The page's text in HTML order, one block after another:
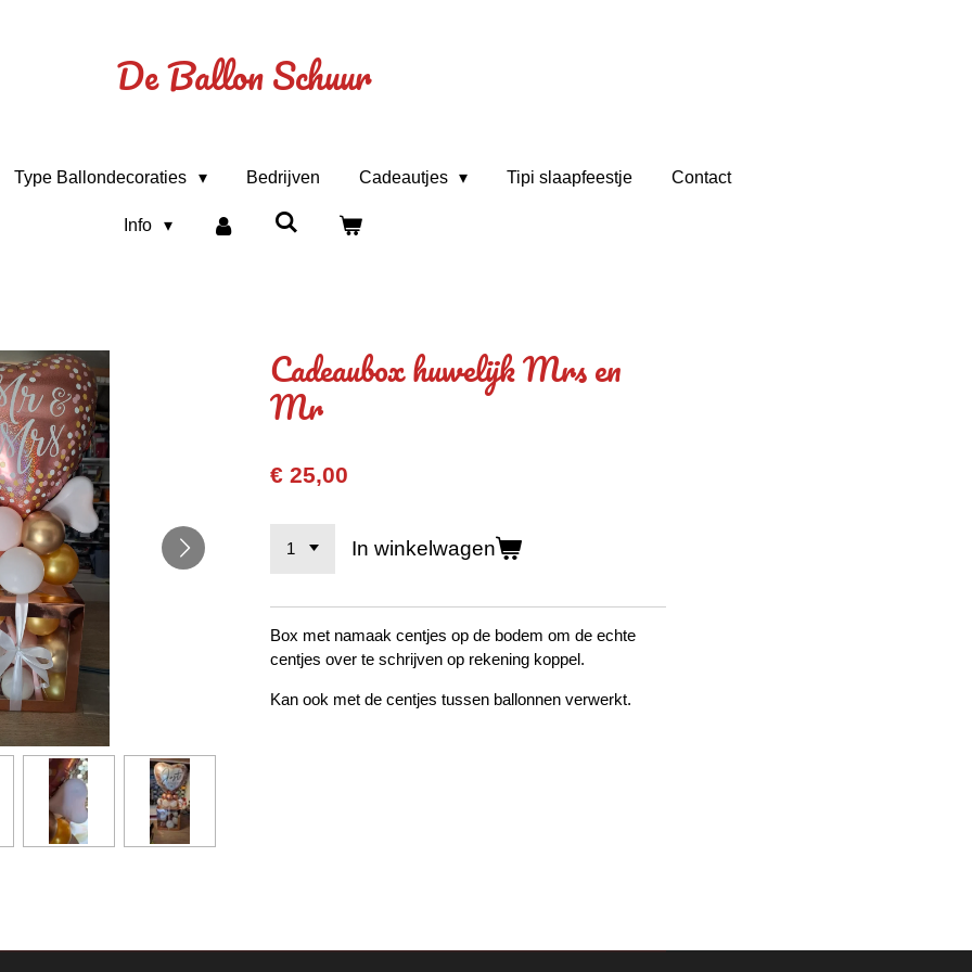
De Ballon Schuur
Type Ballondecoraties Bedrijven Cadeautjes Tipi slaapfeestje Contact
Info
Cadeaubox huwelijk Mrs en
Mr
€ 25,00
In winkelwagen
Box met namaak centjes op de bodem om de echte
centjes over te schrijven op rekening koppel.
Kan ook met de centjes tussen ballonnen verwerkt.